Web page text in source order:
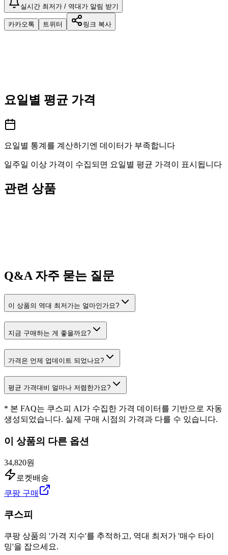
실시간 최저가 / 역대가 알림 받기
카카오톡 트위터 링크 복사
요일별 평균 가격
요일별 통계를 계산하기엔 데이터가 부족합니다
일주일 이상 가격이 수집되면 요일별 평균 가격이 표시됩니다
관련 상품
Q&A자주 묻는 질문
이 상품의 역대 최저가는 얼마인가요?
지금 구매하는 게 좋을까요?
가격은 언제 업데이트 되었나요?
평균 가격대비 얼마나 저렴한가요?
* 본 FAQ는 쿠스피 AI가 수집한 가격 데이터를 기반으로 자동
생성되었습니다. 실제 구매 시점의 가격과 다를 수 있습니다.
이 상품의 다른 옵션
34,820원
로켓배송
쿠팡 구매
쿠스피
쿠팡 상품의 '가격 지수'를 추적하고, 역대 최저가 '매수 타이
밍'을 잡으세요.